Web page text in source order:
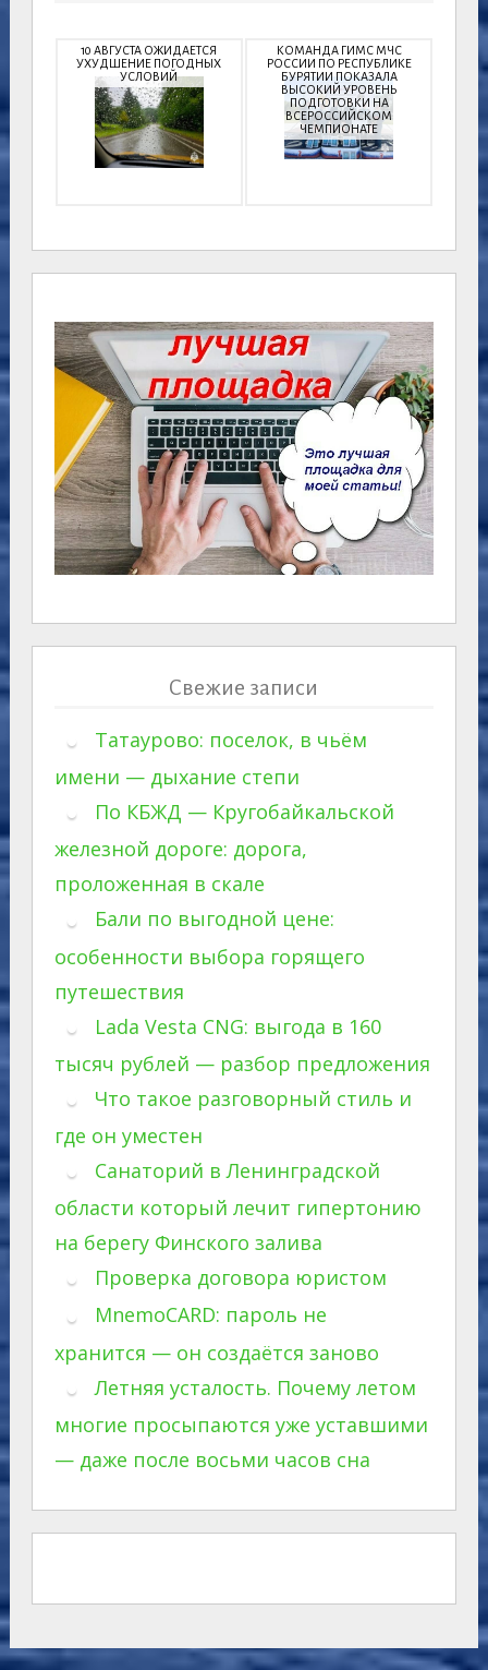
10 АВГУСТА ОЖИДАЕТСЯ
УХУДШЕНИЕ ПОГОДНЫХ
УСЛОВИЙ
КОМАНДА ГИМС МЧС
РОССИИ ПО РЕСПУБЛИКЕ
БУРЯТИИ ПОКАЗАЛА
ВЫСОКИЙ УРОВЕНЬ
ПОДГОТОВКИ НА
ВСЕРОССИЙСКОМ
ЧЕМПИОНАТЕ
Свежие записи
Татаурово: поселок, в чьём
имени — дыхание степи
По КБЖД — Кругобайкальской
железной дороге: дорога,
проложенная в скале
Бали по выгодной цене:
особенности выбора горящего
путешествия
Lada Vesta CNG: выгода в 160
тысяч рублей — разбор предложения
Что такое разговорный стиль и
где он уместен
Санаторий в Ленинградской
области который лечит гипертонию
на берегу Финского залива
Проверка договора юристом
MnemoCARD: пароль не
хранится — он создаётся заново
Летняя усталость. Почему летом
многие просыпаются уже уставшими
— даже после восьми часов сна